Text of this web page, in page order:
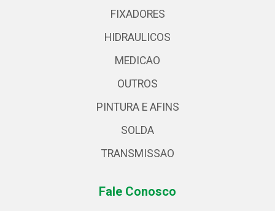
FIXADORES
HIDRAULICOS
MEDICAO
OUTROS
PINTURA E AFINS
SOLDA
TRANSMISSAO
Fale Conosco